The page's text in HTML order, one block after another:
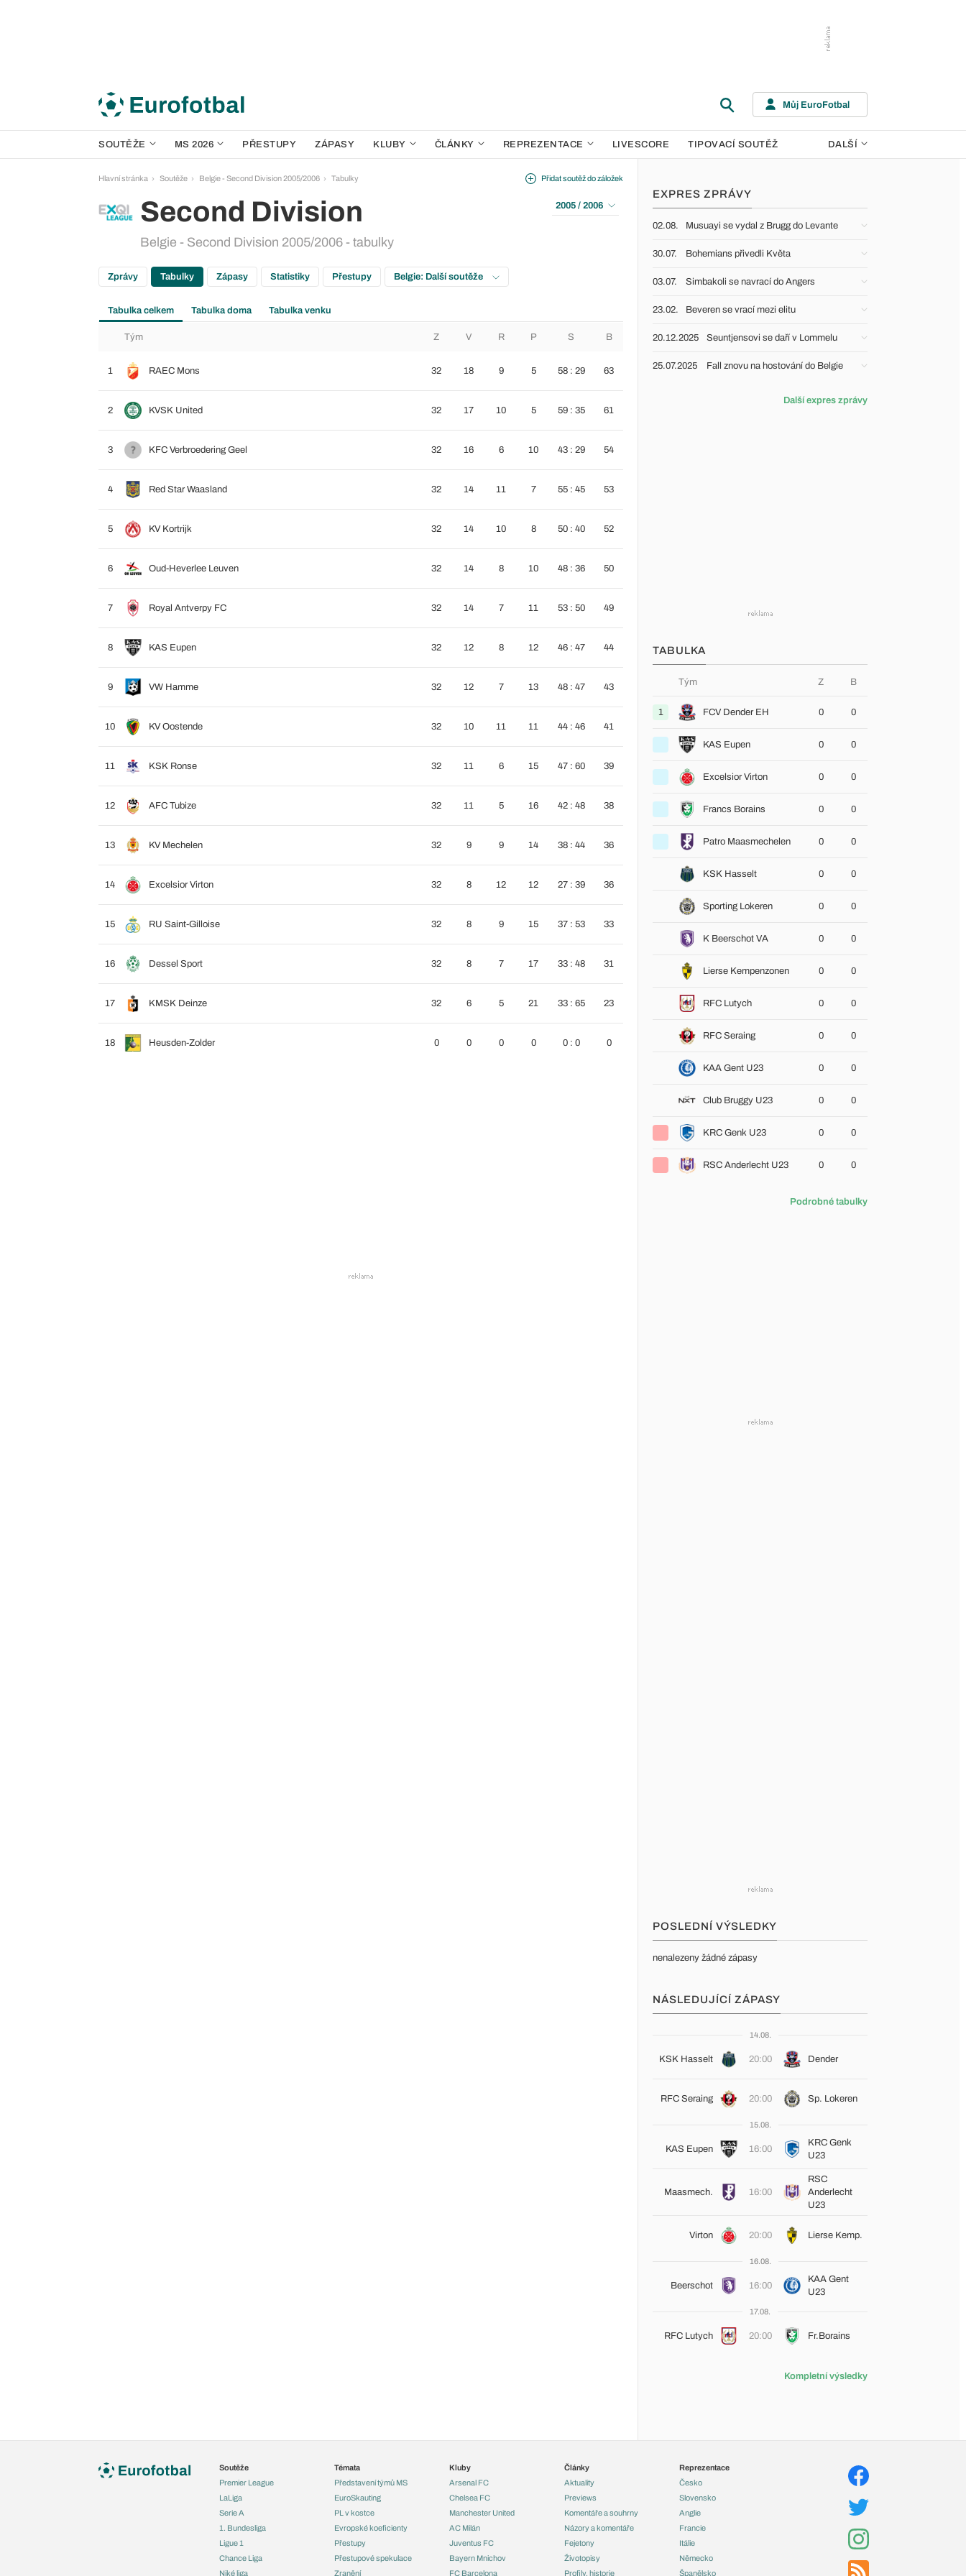
Můj EuroFotbal
SOUTĚŽE MS 2026 PŘESTUPY ZÁPASY KLUBY ČLÁNKY REPREZENTACE LIVESCORE TIPOVACÍ SOUTĚŽ DALŠÍ
Hlavní stránka Soutěže Belgie - Second Division 2005/2006 Tabulky
Second Division
Belgie - Second Division 2005/2006 - tabulky
Přidat soutěž do záložek
2005 / 2006
Zprávy Tabulky Zápasy Statistiky Přestupy Belgie: Další soutěže
Tabulka celkem Tabulka doma Tabulka venku
Tým Z V R P S B
1 RAEC Mons 32 18 9 5 58 : 29 63
2 KVSK United 32 17 10 5 59 : 35 61
3 KFC Verbroedering Geel 32 16 6 10 43 : 29 54
4 Red Star Waasland 32 14 11 7 55 : 45 53
5 KV Kortrijk 32 14 10 8 50 : 40 52
6 Oud-Heverlee Leuven 32 14 8 10 48 : 36 50
7 Royal Antverpy FC 32 14 7 11 53 : 50 49
8 KAS Eupen 32 12 8 12 46 : 47 44
9 VW Hamme 32 12 7 13 48 : 47 43
10 KV Oostende 32 10 11 11 44 : 46 41
11 KSK Ronse 32 11 6 15 47 : 60 39
12 AFC Tubize 32 11 5 16 42 : 48 38
13 KV Mechelen 32 9 9 14 38 : 44 36
14 Excelsior Virton 32 8 12 12 27 : 39 36
15 RU Saint-Gilloise 32 8 9 15 37 : 53 33
16 Dessel Sport 32 8 7 17 33 : 48 31
17 KMSK Deinze 32 6 5 21 33 : 65 23
18 Heusden-Zolder 0 0 0 0 0 : 0 0
EXPRES ZPRÁVY
02.08. Musuayi se vydal z Brugg do Levante
30.07. Bohemians přivedli Květa
03.07. Simbakoli se navrací do Angers
23.02. Beveren se vrací mezi elitu
20.12.2025 Seuntjensovi se daří v Lommelu
25.07.2025 Fall znovu na hostování do Belgie
Další expres zprávy
TABULKA
Tým Z B
1 FCV Dender EH 0 0
KAS Eupen 0 0
Excelsior Virton 0 0
Francs Borains 0 0
Patro Maasmechelen 0 0
KSK Hasselt 0 0
Sporting Lokeren 0 0
K Beerschot VA 0 0
Lierse Kempenzonen 0 0
RFC Lutych 0 0
RFC Seraing 0 0
KAA Gent U23 0 0
Club Bruggy U23 0 0
KRC Genk U23 0 0
RSC Anderlecht U23 0 0
Podrobné tabulky
POSLEDNÍ VÝSLEDKY
nenalezeny žádné zápasy
NÁSLEDUJÍCÍ ZÁPASY
14.08.
KSK Hasselt 20:00 Dender
RFC Seraing 20:00 Sp. Lokeren
15.08.
KAS Eupen 16:00
KRC Genk
U23
Maasmech. 16:00
RSC
Anderlecht
U23
Virton 20:00 Lierse Kemp.
16.08.
Beerschot 16:00
KAA Gent
U23
17.08.
RFC Lutych 20:00 Fr.Borains
Kompletní výsledky
Soutěže
Premier League
LaLiga
Serie A
1. Bundesliga
Ligue 1
Chance Liga
Niké liga
Témata
Představení týmů MS
EuroSkauting
PL v kostce
Evropské koeficienty
Přestupy
Přestupové spekulace
Zranění
Kluby
Arsenal FC
Chelsea FC
Manchester United
AC Milán
Juventus FC
Bayern Mnichov
FC Barcelona
Články
Aktuality
Previews
Komentáře a souhrny
Názory a komentáře
Fejetony
Životopisy
Profily, historie
Reprezentace
Česko
Slovensko
Anglie
Francie
Itálie
Německo
Španělsko